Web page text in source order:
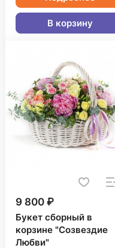
В корзину
9 800 ₽
Букет сборный в
корзине "Созвездие
Любви"